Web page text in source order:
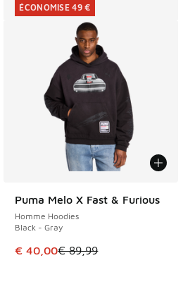
Puma Melo X Fast & Furious
Homme Hoodies
Black - Gray
Cet article est en promotion.
€ 40,00€ 89,99
ÉCONOMISE 49 €
ÉCONOMISE 49 €